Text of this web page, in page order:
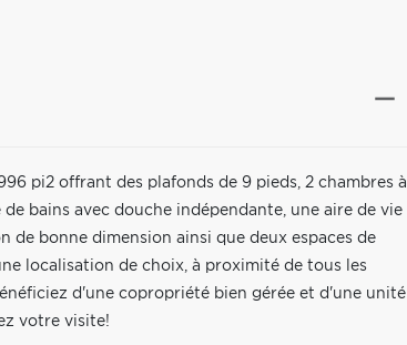
pi2 offrant des plafonds de 9 pieds, 2 chambres à
bains avec douche indépendante, une aire de vie
de bonne dimension ainsi que deux espaces de
localisation de choix, à proximité de tous les
d'une copropriété bien gérée et d'une unité
votre visite!